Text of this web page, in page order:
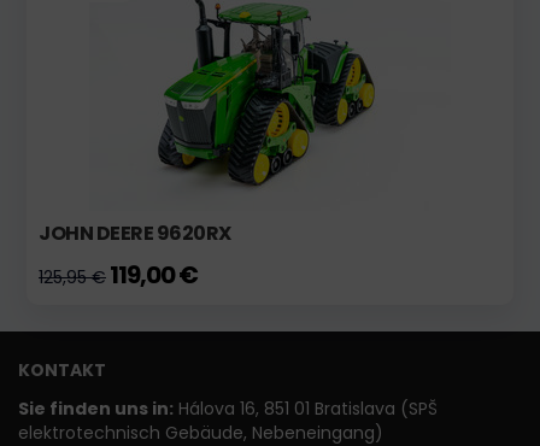
JOHN DEERE 9620RX
125,95 € 119,00 €
KONTAKT
Sie finden uns in: Hálova 16, 851 01 Bratislava (SPŠ
elektrotechnisch Gebäude, Nebeneingang)